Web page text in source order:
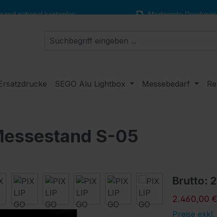
national kostenlos Modernste
SEGO Alu Lightbox Messebedarf
S-05
Brutto:
2.460,00
Preise